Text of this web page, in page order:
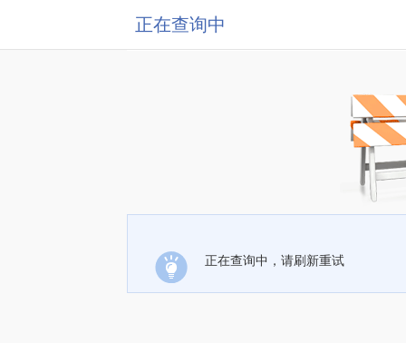
正在查询中
正在查询中，请刷新重试